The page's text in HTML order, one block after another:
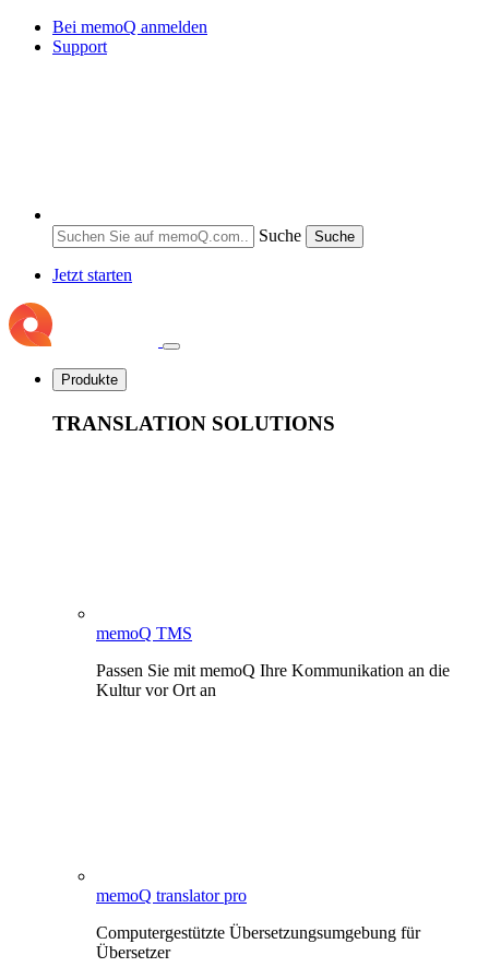
Bei memoQ anmelden
Support
Suche Suche
Jetzt starten
Produkte
TRANSLATION SOLUTIONS
memoQ TMS
Passen Sie mit memoQ Ihre Kommunikation an die
Kultur vor Ort an
memoQ translator pro
Computergestützte Übersetzungsumgebung für
Übersetzer